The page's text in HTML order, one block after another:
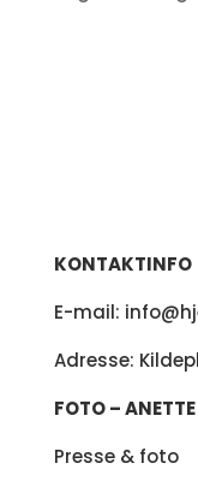
KONTAKTINFO
E-mail:
Adresse:
FOTO –
Presse & foto